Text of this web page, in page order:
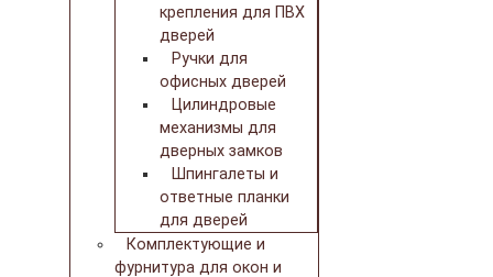
крепления для ПВХ
дверей
Ручки для
офисных дверей
Цилиндровые
механизмы для
дверных замков
Шпингалеты и
ответные планки
для дверей
Комплектующие и
фурнитура для окон и